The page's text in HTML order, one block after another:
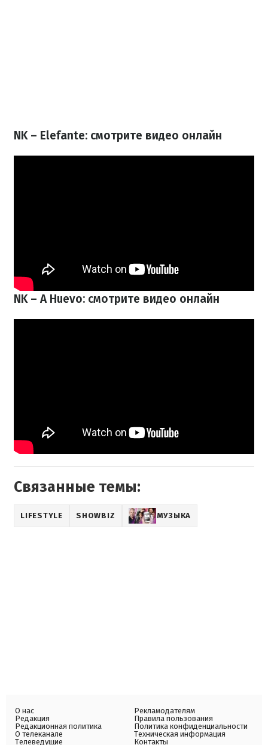
NK – Elefante: смотрите видео онлайн
NK – A Huevo: смотрите видео онлайн
Связанные темы:
LIFESTYLE SHOWBIZ МУЗЫКА
О нас
Редакция
Редакционная политика
О телеканале
Телеведущие
Рекламодателям
Правила пользования
Политика конфиденциальности
Техническая информация
Контакты